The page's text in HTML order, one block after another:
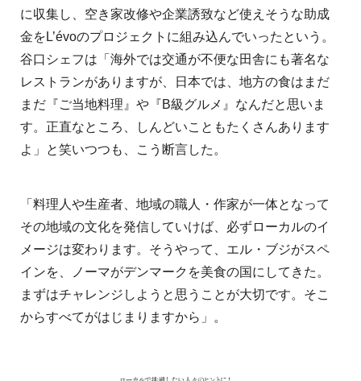
に収集し、空き家改修や企業誘致など使えそうな助成
金をL’évoのプロジェクトに組み込んでいったという。
谷口シェフは「海外では交通が不便な田舎にも著名な
レストランがありますが、日本では、地方の食はまだ
まだ『ご当地料理』や『B級グルメ』なんだと思いま
す。正直なところ、しんどいこともたくさんあります
よ」と笑いつつも、こう断言した。
「料理人や生産者、地域の職人・作家が一体となって
その地域の文化を発信していけば、必ずローカルのイ
メージは変わります。そうやって、エル・ブジがスペ
インを、ノーマがデンマークを美食の国にしてきた。
まずはチャレンジしようと思うことが大切です。そこ
からすべてがはじまりますから」。